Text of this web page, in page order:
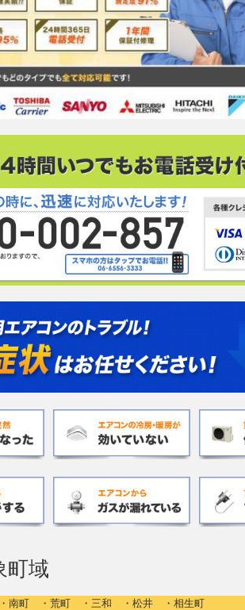
域
町 ・荒町 ・三和 ・松井 ・相生町